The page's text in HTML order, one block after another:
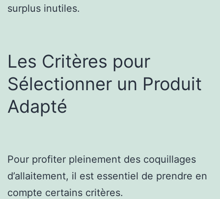
surplus inutiles.
Les Critères pour
Sélectionner un Produit
Adapté
Pour profiter pleinement des coquillages
d’allaitement, il est essentiel de prendre en
compte certains critères.